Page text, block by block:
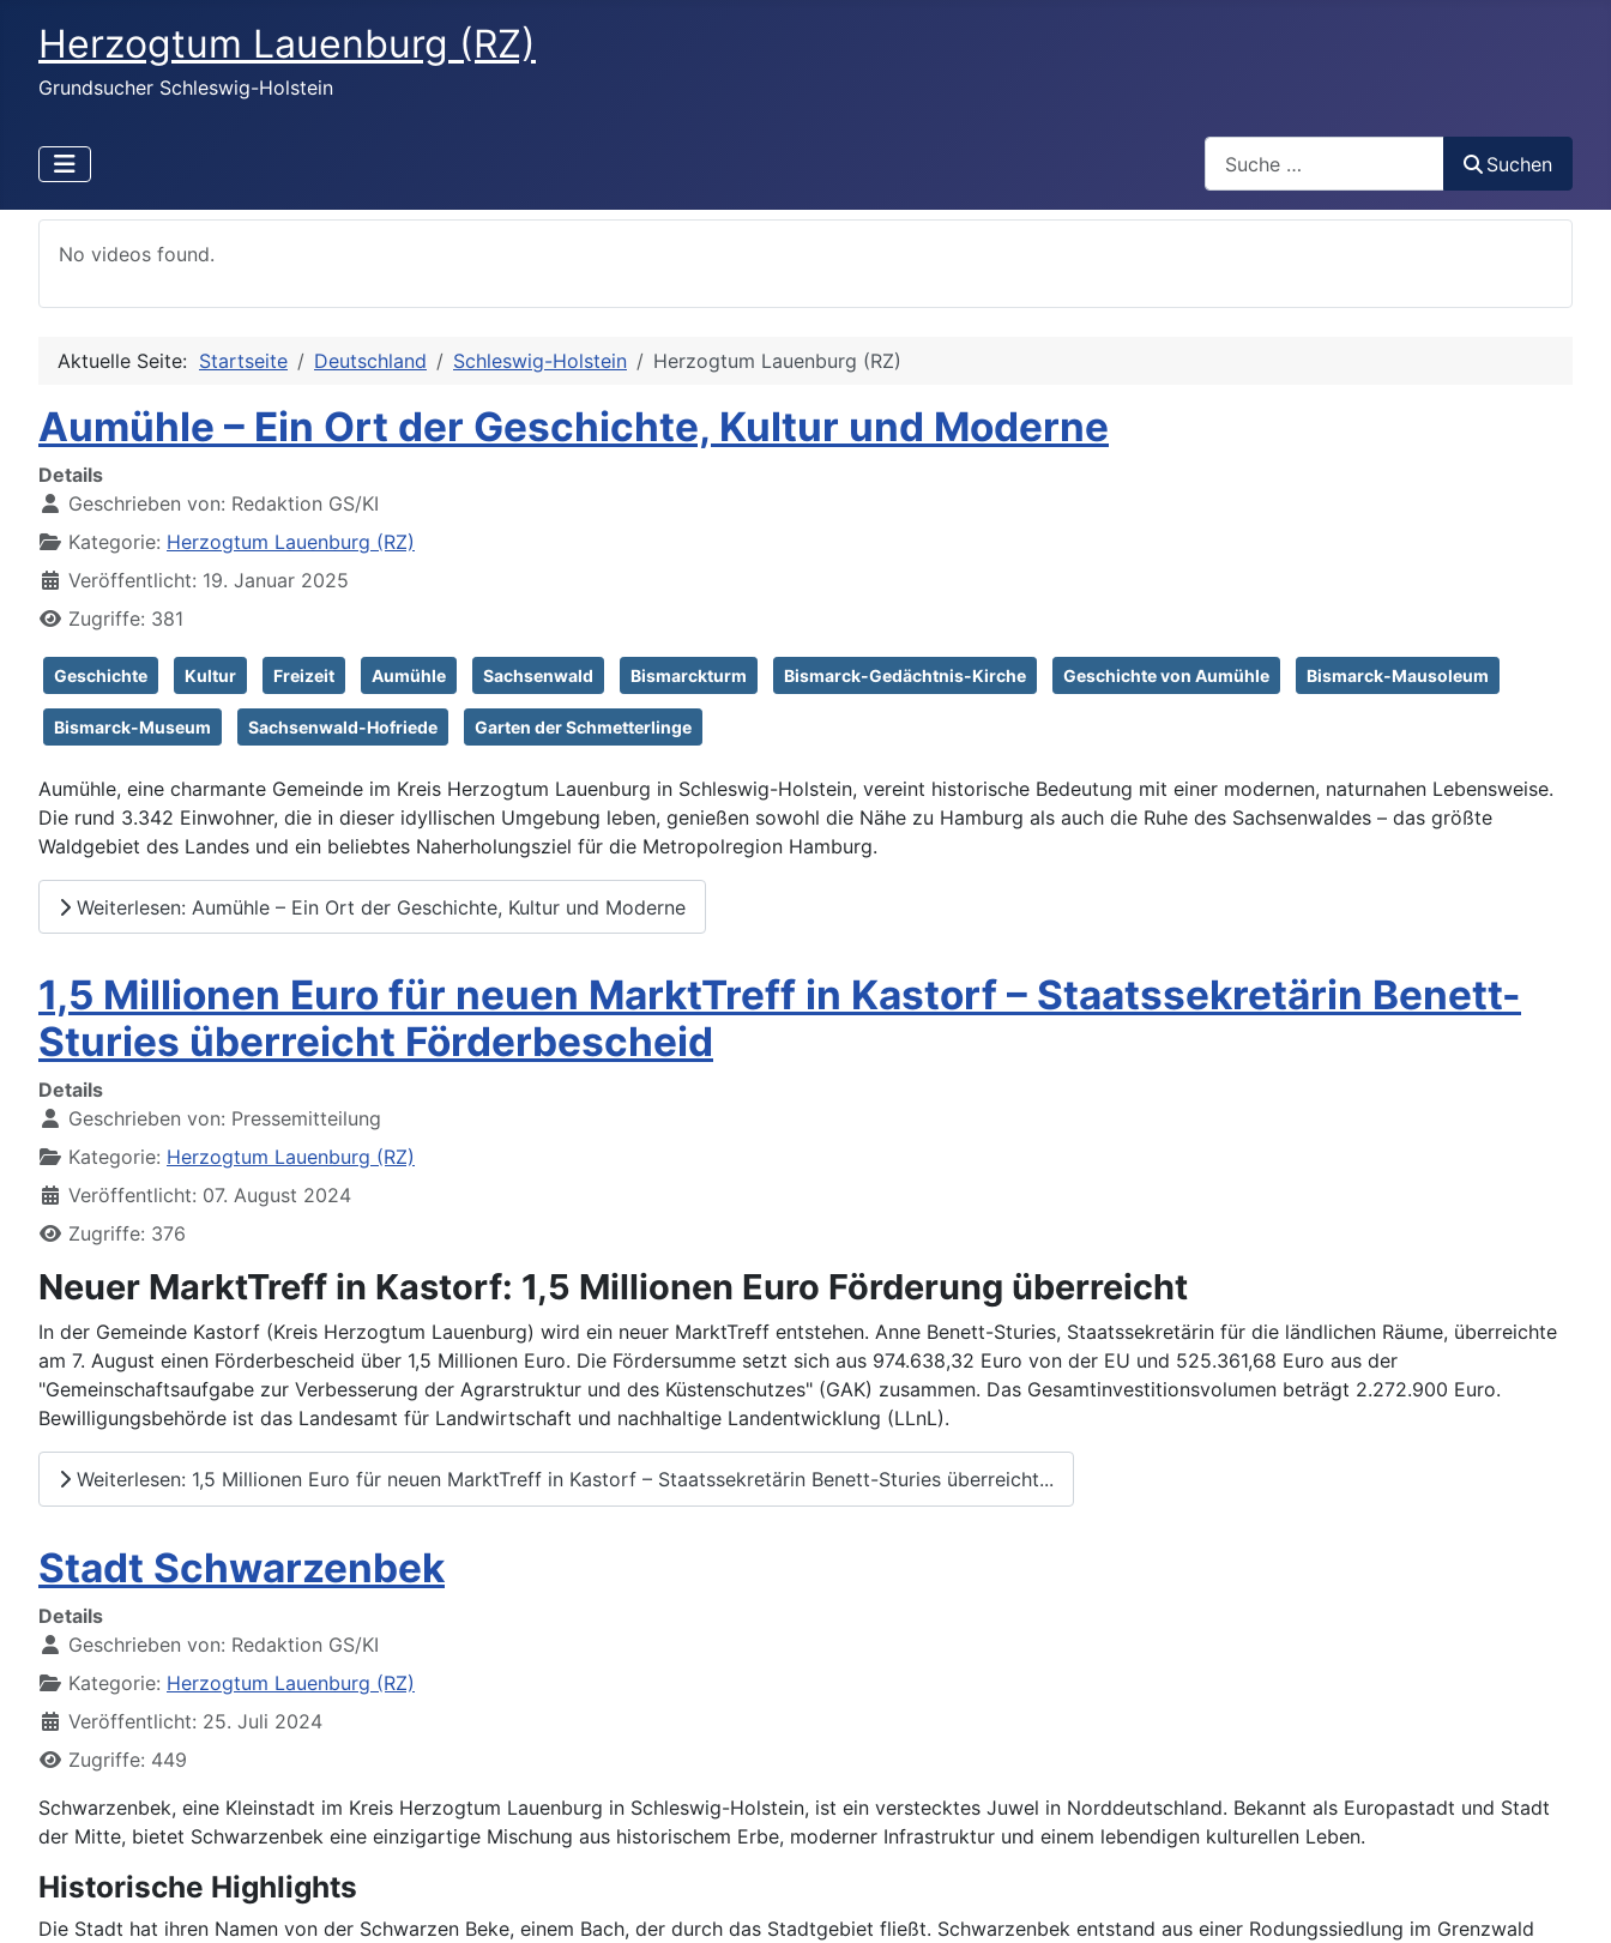
Herzogtum Lauenburg (RZ)
Grundsucher Schleswig-Holstein
Suchen
No videos found.
Aktuelle Seite: Startseite Deutschland Schleswig-Holstein Herzogtum Lauenburg (RZ)
Aumühle – Ein Ort der Geschichte, Kultur und Moderne
Details
Geschrieben von: Redaktion GS/KI
Kategorie: Herzogtum Lauenburg (RZ)
Veröffentlicht: 19. Januar 2025
Zugriffe: 381
Geschichte Kultur Freizeit Aumühle Sachsenwald Bismarckturm Bismarck-Gedächtnis-Kirche Geschichte von Aumühle Bismarck-Mausoleum
Bismarck-Museum Sachsenwald-Hofriede Garten der Schmetterlinge
Aumühle, eine charmante Gemeinde im Kreis Herzogtum Lauenburg in Schleswig-Holstein, vereint historische Bedeutung mit einer modernen, naturnahen Lebensweise.
Die rund 3.342 Einwohner, die in dieser idyllischen Umgebung leben, genießen sowohl die Nähe zu Hamburg als auch die Ruhe des Sachsenwaldes – das größte
Waldgebiet des Landes und ein beliebtes Naherholungsziel für die Metropolregion Hamburg.
Weiterlesen: Aumühle – Ein Ort der Geschichte, Kultur und Moderne
1,5 Millionen Euro für neuen MarktTreff in Kastorf – Staatssekretärin Benett-
Sturies überreicht Förderbescheid
Details
Geschrieben von: Pressemitteilung
Kategorie: Herzogtum Lauenburg (RZ)
Veröffentlicht: 07. August 2024
Zugriffe: 376
Neuer MarktTreff in Kastorf: 1,5 Millionen Euro Förderung überreicht
In der Gemeinde Kastorf (Kreis Herzogtum Lauenburg) wird ein neuer MarktTreff entstehen. Anne Benett-Sturies, Staatssekretärin für die ländlichen Räume, überreichte
am 7. August einen Förderbescheid über 1,5 Millionen Euro. Die Fördersumme setzt sich aus 974.638,32 Euro von der EU und 525.361,68 Euro aus der
"Gemeinschaftsaufgabe zur Verbesserung der Agrarstruktur und des Küstenschutzes" (GAK) zusammen. Das Gesamtinvestitionsvolumen beträgt 2.272.900 Euro.
Bewilligungsbehörde ist das Landesamt für Landwirtschaft und nachhaltige Landentwicklung (LLnL).
Weiterlesen: 1,5 Millionen Euro für neuen MarktTreff in Kastorf – Staatssekretärin Benett-Sturies überreicht...
Stadt Schwarzenbek
Details
Geschrieben von: Redaktion GS/KI
Kategorie: Herzogtum Lauenburg (RZ)
Veröffentlicht: 25. Juli 2024
Zugriffe: 449
Schwarzenbek, eine Kleinstadt im Kreis Herzogtum Lauenburg in Schleswig-Holstein, ist ein verstecktes Juwel in Norddeutschland. Bekannt als Europastadt und Stadt
der Mitte, bietet Schwarzenbek eine einzigartige Mischung aus historischem Erbe, moderner Infrastruktur und einem lebendigen kulturellen Leben.
Historische Highlights
Die Stadt hat ihren Namen von der Schwarzen Beke, einem Bach, der durch das Stadtgebiet fließt. Schwarzenbek entstand aus einer Rodungssiedlung im Grenzwald